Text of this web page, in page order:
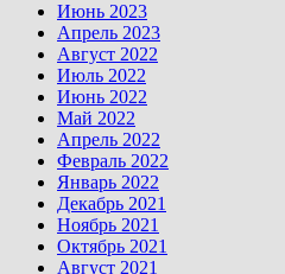
Июнь 2023
Апрель 2023
Август 2022
Июль 2022
Июнь 2022
Май 2022
Апрель 2022
Февраль 2022
Январь 2022
Декабрь 2021
Ноябрь 2021
Октябрь 2021
Август 2021